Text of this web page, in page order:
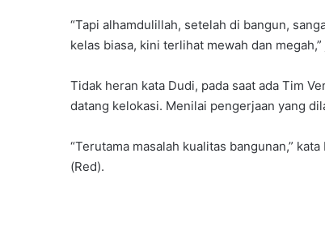
“Tapi alhamdulillah, setelah di bangun,
kelas biasa, kini terlihat mewah dan
Tidak heran kata Dudi, pada saat ada Tim
datang kelokasi. Menilai pengerjaan yang
“Terutama masalah kualitas bangunan,”
(Red).